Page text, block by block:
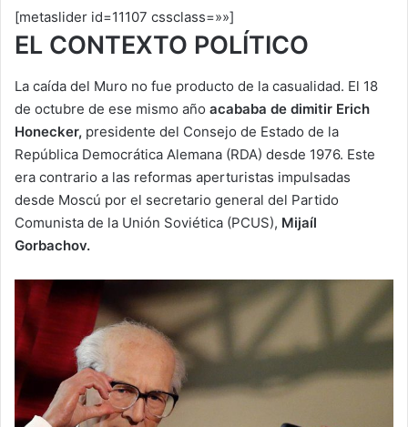
[metaslider id=11107 cssclass=»»]
EL CONTEXTO POLÍTICO
La caída del Muro no fue producto de la casualidad. El 18
de octubre de ese mismo año acababa de dimitir Erich
Honecker, presidente del Consejo de Estado de la
República Democrática Alemana (RDA) desde 1976. Este
era contrario a las reformas aperturistas impulsadas
desde Moscú por el secretario general del Partido
Comunista de la Unión Soviética (PCUS), Mijaíl
Gorbachov.